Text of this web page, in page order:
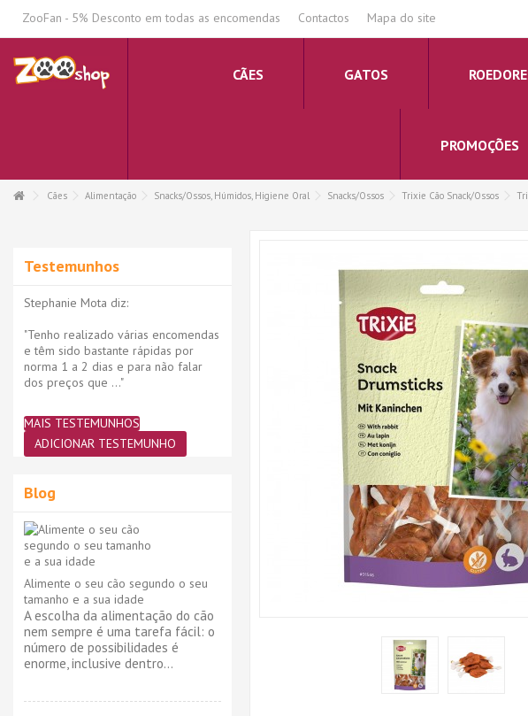
ZooFan - 5% Desconto em todas as encomendas Contactos Mapa do site
CÃES GATOS
PROMOÇÕES
Cães Alimentação Snacks/Ossos, Húmidos, Higiene Oral Snacks/Ossos Trixie Cão Snack/Ossos
Testemunhos
Stephanie Mota diz:
"Tenho realizado várias encomendas
e têm sido bastante rápidas por
norma 1 a 2 dias e para não falar
dos preços que ..."
MAIS TESTEMUNHOS
ADICIONAR TESTEMUNHO
Blog
Alimente o seu cão segundo o seu
tamanho e a sua idade
A escolha da alimentação do cão
nem sempre é uma tarefa fácil: o
número de possibilidades é
enorme, inclusive dentro...